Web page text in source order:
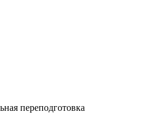
переподготовка